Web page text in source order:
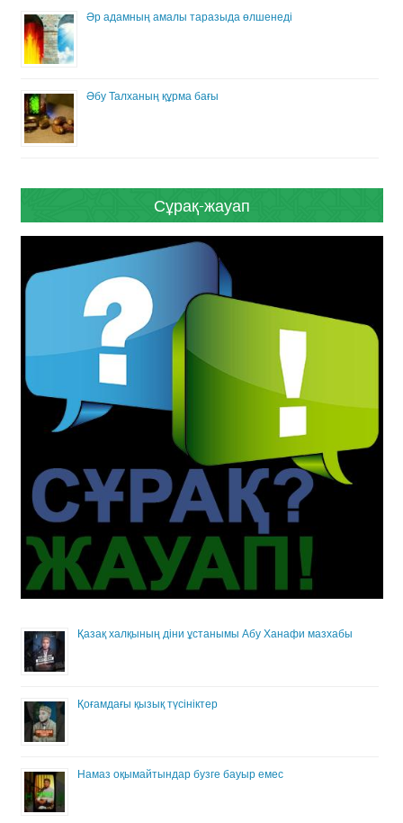
Әр адамның амалы таразыда өлшенеді
Әбу Талханың құрма бағы
Сұрақ-жауап
Қазақ халқының діни ұстанымы Абу Ханафи мазхабы
Қоғамдағы қызық түсініктер
Намаз оқымайтындар бузге бауыр емес